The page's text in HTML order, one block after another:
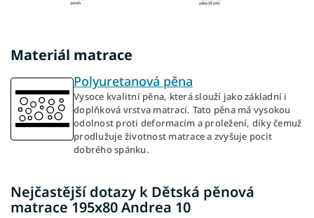
Materiál matrace
Polyuretanová pěna
Vysoce kvalitní pěna, která slouží jako základní i
doplňková vrstva matrací. Tato pěna má vysokou
odolnost proti deformacím a proležení, díky čemuž
prodlužuje životnost matrace a zvyšuje pocit
dobrého spánku.
Nejčastější dotazy k Dětská pěnová
matrace 195x80 Andrea 10